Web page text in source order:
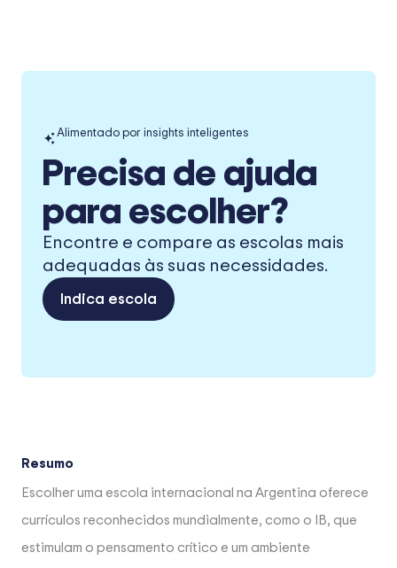
Alimentado por insights inteligentes
Precisa de ajuda
para escolher?
Encontre e compare as escolas mais
adequadas às suas necessidades.
Indica escola
Resumo
Escolher uma escola internacional na Argentina oferece
currículos reconhecidos mundialmente, como o IB, que
estimulam o pensamento crítico e um ambiente